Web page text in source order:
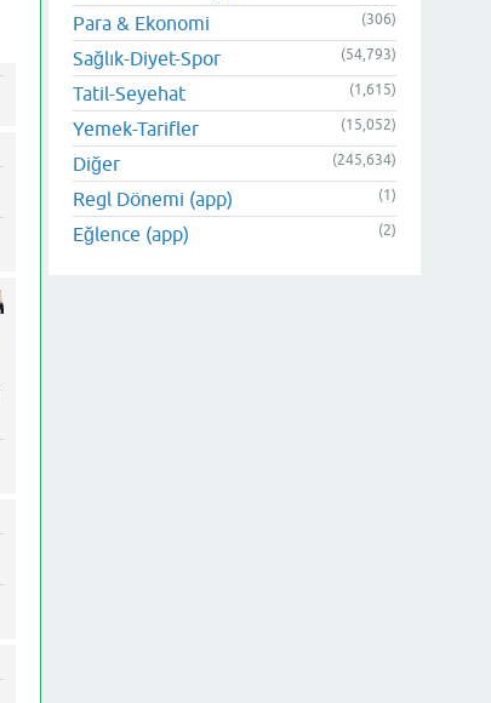
Para & Ekonomi (306)
Sağlık-Diyet-Spor (54,793)
Tatil-Seyehat (1,615)
Yemek-Tarifler (15,052)
Diğer (245,634)
Regl Dönemi (app) (1)
Eğlence (app) (2)